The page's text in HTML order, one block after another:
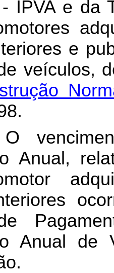
IPVA e da
e
veículos,
O
Anual,
de
Anual